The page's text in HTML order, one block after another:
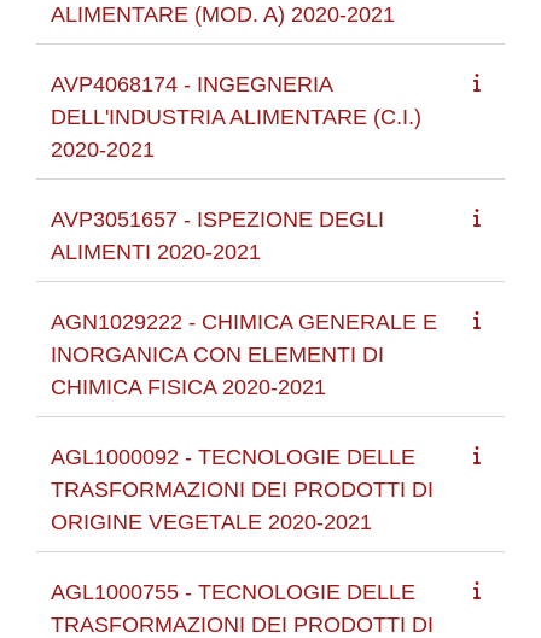
ALIMENTARE (MOD. A) 2020-2021
AVP4068174 - INGEGNERIA
DELL'INDUSTRIA ALIMENTARE (C.I.)
2020-2021
AVP3051657 - ISPEZIONE DEGLI
ALIMENTI 2020-2021
AGN1029222 - CHIMICA GENERALE E
INORGANICA CON ELEMENTI DI
CHIMICA FISICA 2020-2021
AGL1000092 - TECNOLOGIE DELLE
TRASFORMAZIONI DEI PRODOTTI DI
ORIGINE VEGETALE 2020-2021
AGL1000755 - TECNOLOGIE DELLE
TRASFORMAZIONI DEI PRODOTTI DI